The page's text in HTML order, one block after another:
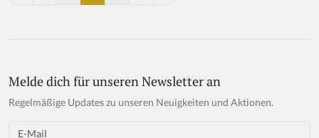
Melde dich für unseren Newsletter an
Regelmäßige Updates zu unseren Neuigkeiten und Aktionen.
Email